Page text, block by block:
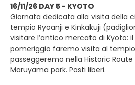
16/11/26 DAY 5 - KYOTO
Giornata dedicata alla visita della
tempio Ryoanji e Kinkakuji
visitare l’antico mercato di Kyoto: il
pomeriggio faremo visita al
passeggeremo nella Historic
Maruyama park. Pasti liberi.